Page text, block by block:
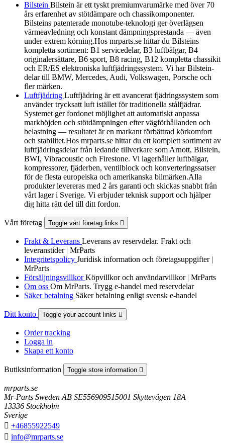
Bilstein Bilstein är ett tyskt premiumvarumärke med över 70
års erfarenhet av stötdämpare och chassikomponenter.
Bilsteins patenterade monotube-teknologi ger överlägsen
värmeavledning och konstant dämpningsprestanda — även
under extrem körning.Hos mrparts.se hittar du Bilsteins
kompletta sortiment: B1 servicedelar, B3 luftbälgar, B4
originalersättare, B6 sport, B8 racing, B12 kompletta chassikit
och ER/ES elektroniska luftfjädringssystem. Vi har Bilstein-
delar till BMW, Mercedes, Audi, Volkswagen, Porsche och
fler märken.
Luftfjädring Luftfjädring är ett avancerat fjädringssystem som
använder trycksatt luft istället för traditionella stålfjädrar.
Systemet ger fordonet möjlighet att automatiskt anpassa
markhöjden och stötdämpningen efter vägförhållanden och
belastning — resultatet är en markant förbättrad körkomfort
och stabilitet.Hos mrparts.se hittar du ett komplett sortiment av
luftfjädringsdelar från ledande tillverkare som Arnott, Bilstein,
BWI, Vibracoustic och Firestone. Vi lagerhåller luftbälgar,
kompressorer, fjäderben, ventilblock och konverteringssatser
för de flesta europeiska och amerikanska bilmärken.Alla
produkter levereras med 2 års garanti och skickas snabbt från
vårt lager i Sverige. Vi erbjuder teknisk support och hjälper
dig hitta rätt del till ditt fordon.
Vårt företag Toggle vårt företag links 
Frakt & Leverans Leverans av reservdelar. Frakt och
leveranstider | MrParts
Integritetspolicy Juridisk information och företagsuppgifter |
MrParts
FörsäljningsvillkorKöpvillkor och användarvillkor | MrParts
Om oss Om MrParts. Trygg e-handel med reservdelar
Säker betalning Säker betalning enligt svensk e-handel
Ditt konto Toggle your account links 
Order tracking
Logga in
Skapa ett konto
Butiksinformation Toggle store information 
mrparts.se
Mr-Parts Sweden AB SE556909515001 Skyttevägen 18A
13336 Stockholm
Sverige
 +46855922549
 info@mrparts.se